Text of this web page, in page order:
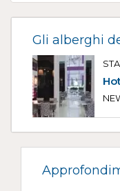
Gli alberghi